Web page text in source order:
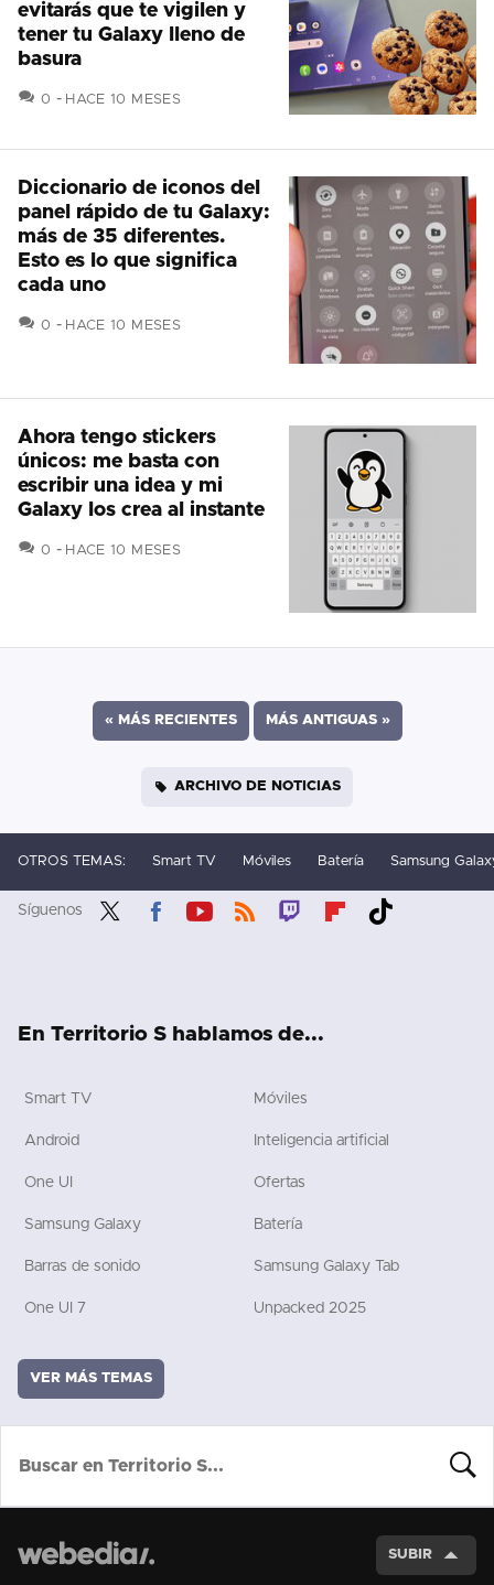
evitarás que te vigilen y
tener tu Galaxy lleno de
basura
0 COMENTARIOS
HACE 10 MESES
Diccionario de iconos del
panel rápido de tu Galaxy:
más de 35 diferentes.
Esto es lo que significa
cada uno
0 COMENTARIOS
HACE 10 MESES
Ahora tengo stickers
únicos: me basta con
escribir una idea y mi
Galaxy los crea al instante
0 COMENTARIOS
HACE 10 MESES
« MÁS RECIENTES MÁS ANTIGUAS »
ARCHIVO DE NOTICIAS
OTROS TEMAS: Smart TV Móviles Batería Samsung
Síguenos
En Territorio S hablamos de...
Smart TV Móviles
Android Inteligencia artificial
One UI Ofertas
Samsung Galaxy Batería
Barras de sonido Samsung Galaxy Tab
One UI 7 Unpacked 2025
VER MÁS TEMAS
SUBIR